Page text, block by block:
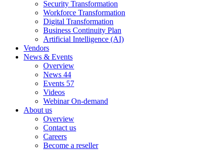
Security Transformation
Workforce Transformation
Digital Transformation
Business Continuity Plan
Artificial Intelligence (AI)
Vendors
News & Events
Overview
News 44
Events 57
Videos
Webinar On-demand
About us
Overview
Contact us
Careers
Become a reseller